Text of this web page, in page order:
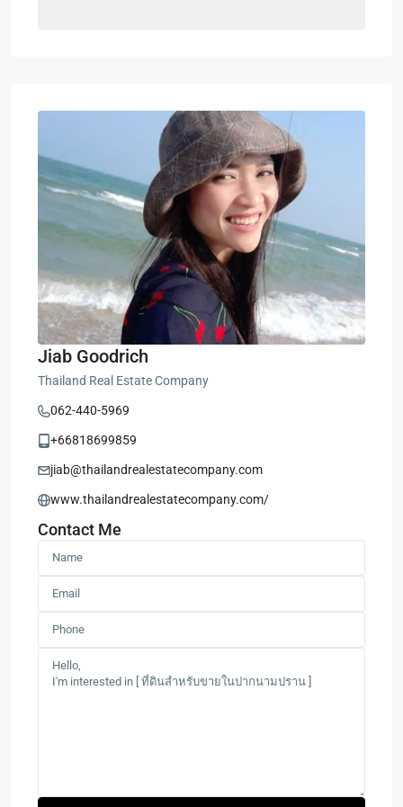
Jiab Goodrich
Thailand Real Estate Company
062-440-5969
+66818699859
jiab@thailandrealestatecompany.com
www.thailandrealestatecompany.com/
Contact Me
Sam